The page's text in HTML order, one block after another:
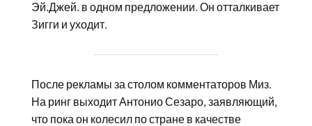
Эй.Джей. в одном предложении. Он отталкивает
Зигги и уходит.
После рекламы за столом комментаторов Миз.
На ринг выходит Антонио Сезаро, заявляющий,
что пока он колесил по стране в качестве